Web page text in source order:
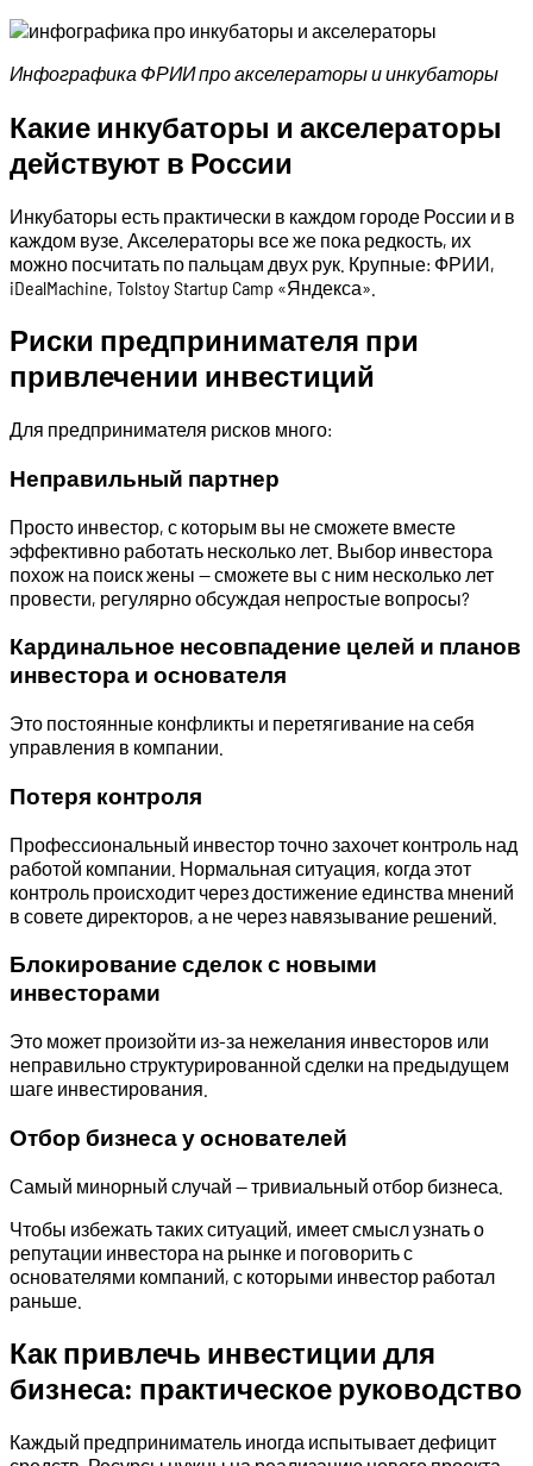
Инфографика ФРИИ про акселераторы и инкубаторы
Какие инкубаторы и акселераторы
действуют в России
Инкубаторы есть практически в каждом городе России и в
каждом вузе. Акселераторы все же пока редкость, их
можно посчитать по пальцам двух рук. Крупные: ФРИИ,
iDealMachine, Tolstoy Startup Camp «Яндекса».
Риски предпринимателя при
привлечении инвестиций
Для предпринимателя рисков много:
Неправильный партнер
Просто инвестор, с которым вы не сможете вместе
эффективно работать несколько лет. Выбор инвестора
похож на поиск жены — сможете вы с ним несколько лет
провести, регулярно обсуждая непростые вопросы?
Кардинальное несовпадение целей и планов
инвестора и основателя
Это постоянные конфликты и перетягивание на себя
управления в компании.
Потеря контроля
Профессиональный инвестор точно захочет контроль над
работой компании. Нормальная ситуация, когда этот
контроль происходит через достижение единства мнений
в совете директоров, а не через навязывание решений.
Блокирование сделок с новыми
инвесторами
Это может произойти из-за нежелания инвесторов или
неправильно структурированной сделки на предыдущем
шаге инвестирования.
Отбор бизнеса у основателей
Самый минорный случай — тривиальный отбор бизнеса.
Чтобы избежать таких ситуаций, имеет смысл узнать о
репутации инвестора на рынке и поговорить с
основателями компаний, с которыми инвестор работал
раньше.
Как привлечь инвестиции для
бизнеса: практическое руководство
Каждый предприниматель иногда испытывает дефицит